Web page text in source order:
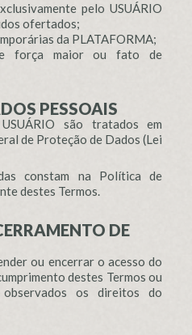
pelo USUÁRIO
ofertados;
da PLATAFORMA;
força maior ou fato de
PESSOAIS
são tratados em
de Proteção de Dados (Lei
constam na Política de
destes Termos.
DE
ou encerrar o acesso do
destes Termos ou
os direitos do